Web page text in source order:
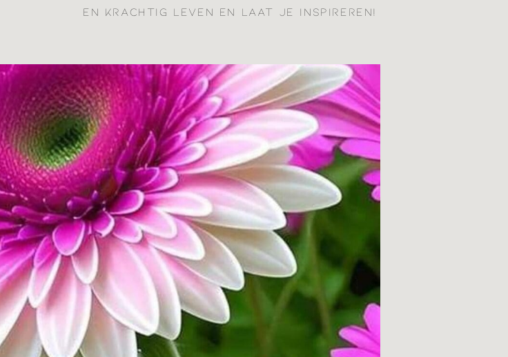
LEES DE BLOG
EN KRACHTIG LEVEN EN LAAT JE INSPIREREN!